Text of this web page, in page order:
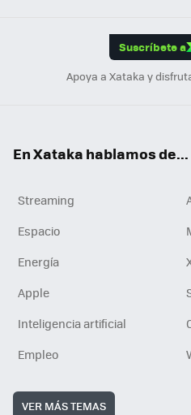
Suscríbete a
Apoya a Xataka y
En Xataka hablamos de...
Streaming
Espacio
Energía
Apple
Inteligencia artificial
Empleo
VER MÁS TEMAS